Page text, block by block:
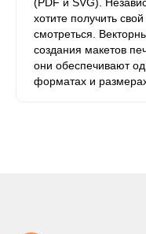
хотите получить
смотреться.
создания макетов
они обеспечивают
форматах и